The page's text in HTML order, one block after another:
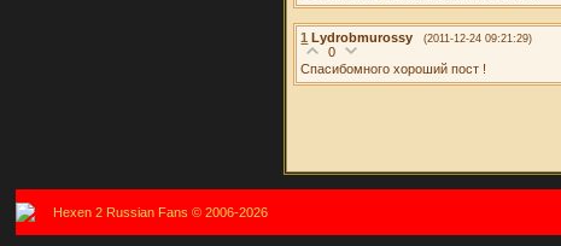
1 Lydrobmurossy (2011-12-24 09:21:29)
0
Спасибомного хороший пост !
Hexen 2 Russian Fans © 2006-2026